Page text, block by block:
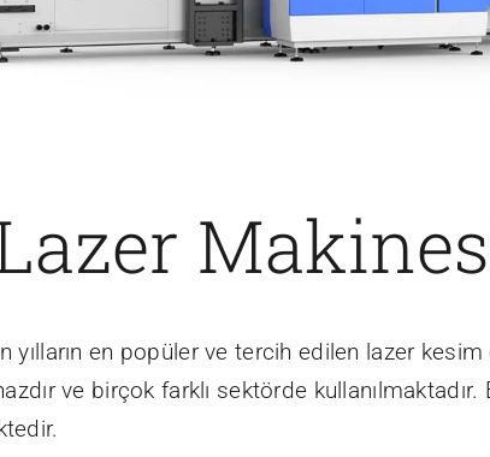
yılların en popüler ve tercih edilen lazer
ve birçok farklı sektörde